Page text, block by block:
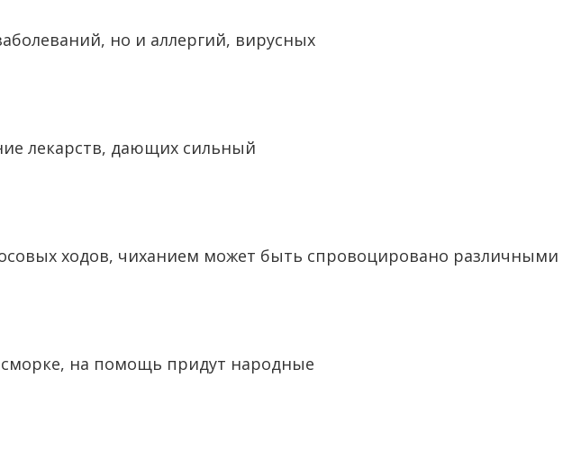
но и аллергий, вирусных
лекарств, дающих сильный
ходов, чиханием может быть спровоцировано различными
на помощь придут народные